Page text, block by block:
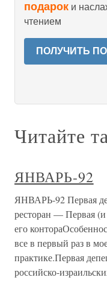
подарок и
чтением
ПОЛУЧИТЬ
Читайте
ЯНВАРЬ-92
ЯНВАРЬ-92 Первая
ресторан — Первая
его
все в первый раз в
практике.Первая
российско-